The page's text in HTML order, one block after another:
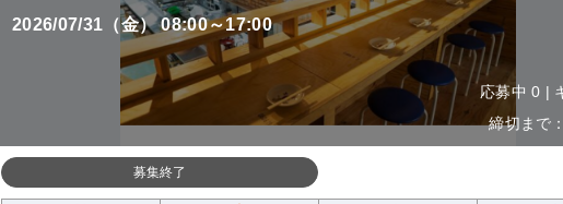
2026/07/31（金） 08:00～17:00
応募中 0 |
締切まで
募集終了